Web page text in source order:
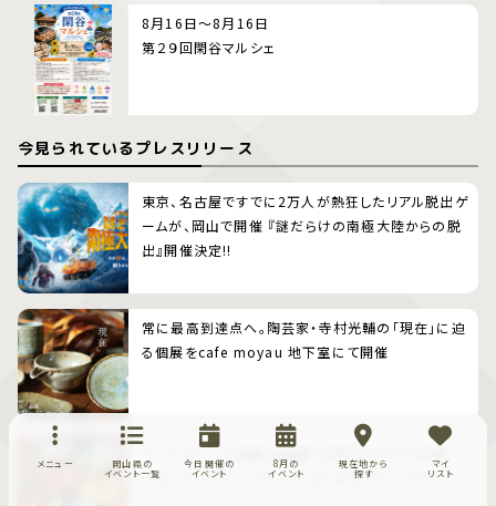
8月16日～8月16日
第２９回閑谷マルシェ
今見られているプレスリリース
東京、名古屋ですでに2万人が熱狂したリアル脱出ゲ
ームが、岡山で開催 『謎だらけの南極大陸からの脱
出』開催決定!!
常に最高到達点へ。陶芸家・寺村光輔の「現在」に迫
る個展をcafe moyau 地下室にて開催
アートスペース油亀 企画展「豆皿だけのうつわ展 ―
小さいけど、すごいやつ。小さいから、すごいやつ。―」
メニュー
岡山県の
イベント一覧
今日開催の
イベント
8月の
イベント
現在地から
探す
マイ
リスト